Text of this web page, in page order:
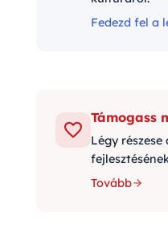
Fedezd fel a
Támogass
Légy
Tovább